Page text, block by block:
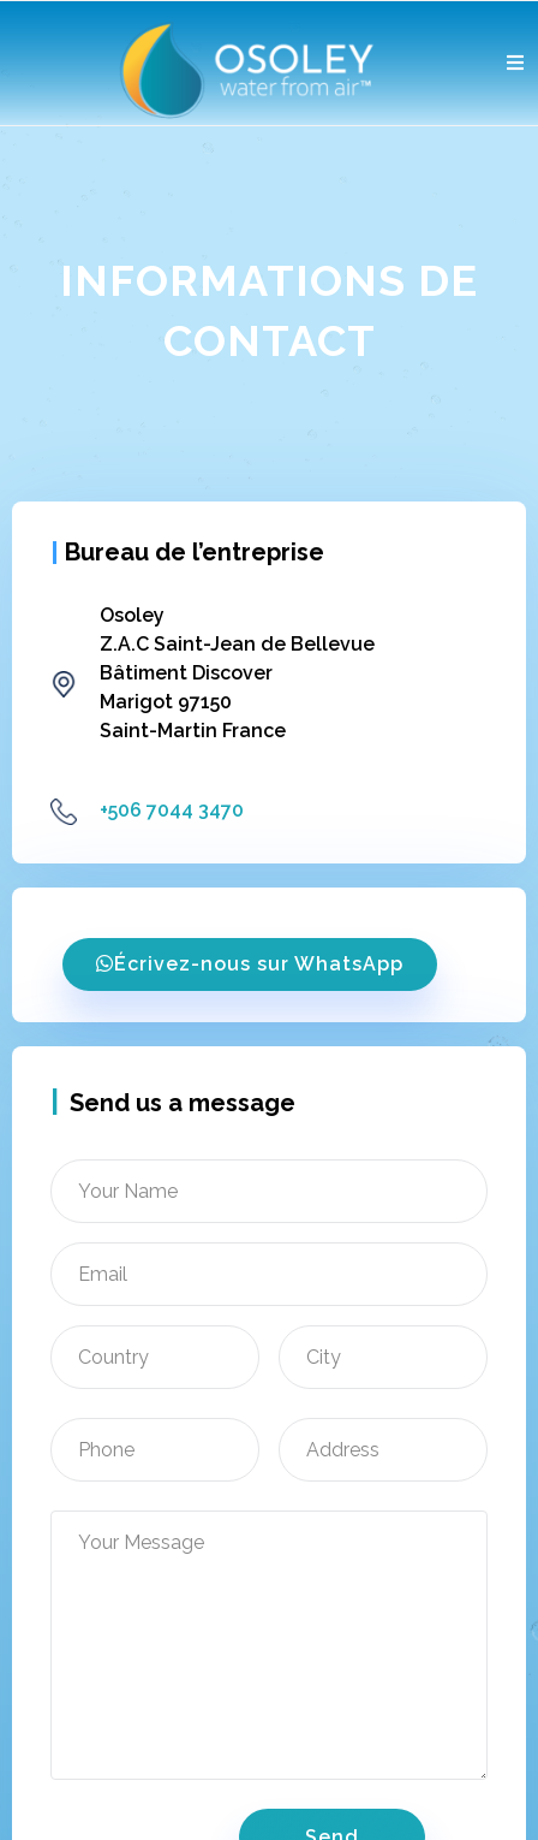
INFORMATIONS DE
CONTACT
Bureau de l’entreprise
Osoley
Z.A.C Saint-Jean de Bellevue
Bâtiment Discover
Marigot 97150
Saint-Martin France
+506 7044 3470
Écrivez-nous sur WhatsApp
Send us a message